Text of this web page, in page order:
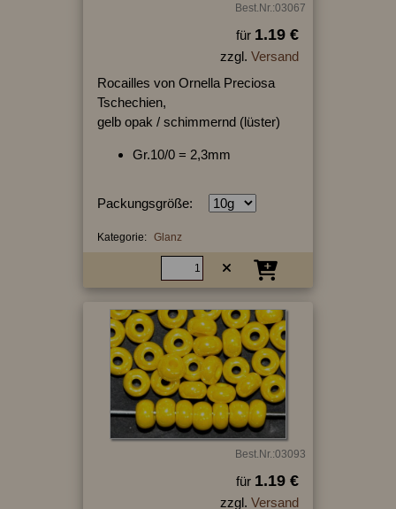
Best.Nr.:03067
für 1.19 €
zzgl. Versand
Rocailles von Ornella Preciosa
Tschechien,
gelb opak / schimmernd (lüster)
Gr.10/0 = 2,3mm
Packungsgröße:
Kategorie: Glanz
Best.Nr.:03093
für 1.19 €
zzgl. Versand